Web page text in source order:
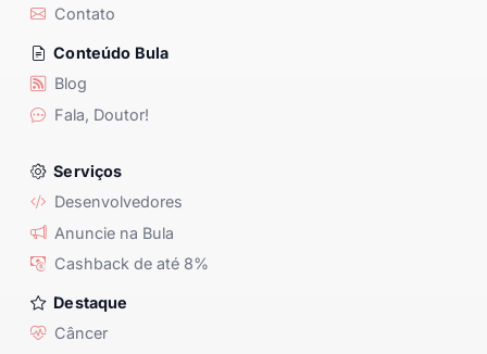
Contato
Conteúdo Bula
Blog
Fala, Doutor!
Serviços
Desenvolvedores
Anuncie na Bula
Cashback de até 8%
Destaque
Câncer